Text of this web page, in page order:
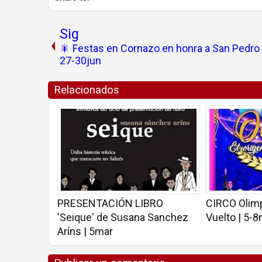
Sig
🎇 Festas en Cornazo en honra a San Pedro
27-30jun
Relacionados
PRESENTACIÓN LIBRO
'Seique' de Susana Sanchez
Aríns | 5mar
CIRCO
Vuelto | 5-